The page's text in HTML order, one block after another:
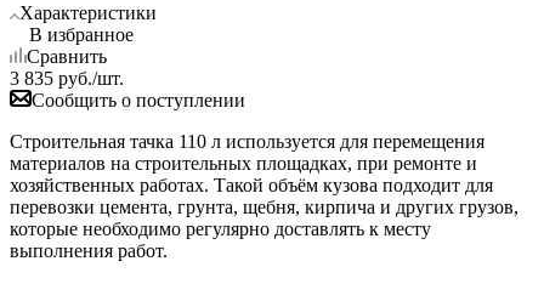
Характеристики
В избранное
Сравнить
3 835 руб./шт.
Сообщить о поступлении
Строительная тачка 110 л используется для перемещения
материалов на строительных площадках, при ремонте и
хозяйственных работах. Такой объём кузова подходит для
перевозки цемента, грунта, щебня, кирпича и других грузов,
которые необходимо регулярно доставлять к месту
выполнения работ.